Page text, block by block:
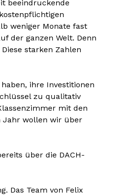
beeindruckende
weniger Monate fast
der ganzen Welt. Denn
starken Zahlen
ihre Investitionen
zu qualitativ
mit den
Jahr wollen wir über
über die DACH-
Das Team von Felix